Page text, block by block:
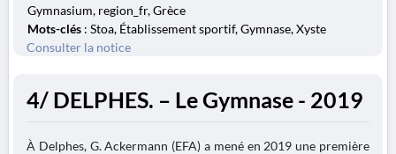
Gymnasium, region_fr, Grèce
Mots-clés : Stoa, Établissement sportif, Gymnase, Xyste
Consulter la notice
4/ DELPHES. – Le Gymnase - 2019
À Delphes, G. Ackermann (EFA) a mené en 2019 une première